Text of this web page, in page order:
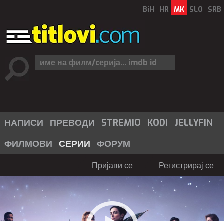
BiH HR MK SLO SRB
НАПИСИ ПРЕВОДИ STREMIO KODI
JELLYFIN
ФИЛМОВИ СЕРИИ ФОРУМ
Пријави се Регистрирај се